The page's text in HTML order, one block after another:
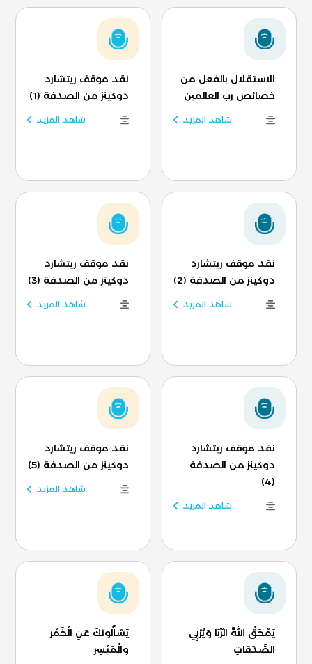
الاستقلال بالفعل من
خصائص رب العالمين
شاهد المزيد
نقد موقف ريتشارد
دوكينز من الصدفة (1)
شاهد المزيد
نقد موقف ريتشارد
دوكينز من الصدفة (2)
شاهد المزيد
نقد موقف ريتشارد
دوكينز من الصدفة (3)
شاهد المزيد
نقد موقف ريتشارد
دوكينز من الصدفة
(4)
شاهد المزيد
نقد موقف ريتشارد
دوكينز من الصدفة (5)
شاهد المزيد
يَمْحَقُ اللَّهُ الرِّبَا وَيُرْبِي
الصَّدَقَاتِ
يَسْأَلُونَكَ عَنِ الْخَمْرِ
وَالْمَيْسِرِ